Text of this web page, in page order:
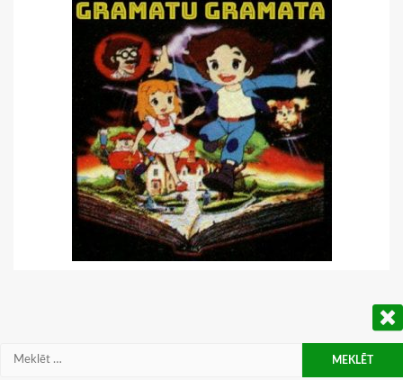
Meklēt: